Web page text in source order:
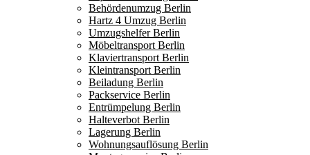
Behördenumzug Berlin
Hartz 4 Umzug Berlin
Umzugshelfer Berlin
Möbeltransport Berlin
Klaviertransport Berlin
Kleintransport Berlin
Beiladung Berlin
Packservice Berlin
Entrümpelung Berlin
Halteverbot Berlin
Lagerung Berlin
Wohnungsauflösung Berlin